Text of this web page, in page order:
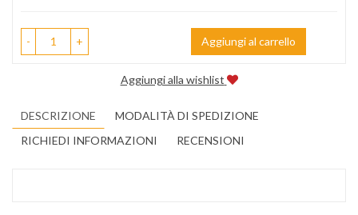
- + Aggiungi al carrello
Aggiungi alla wishlist
DESCRIZIONE
MODALITÀ DI SPEDIZIONE
RICHIEDI INFORMAZIONI
RECENSIONI